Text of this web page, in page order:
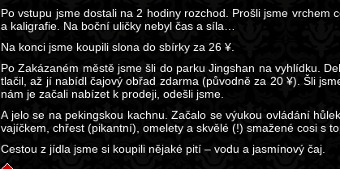
Po vstupu jsme dostali na 2 hodiny rozchod. Prošli jsme vrchem
a kaligrafie. Na boční uličky nebyl čas a síla…
Na konci jsme koupili slona do sbírky za 26 ¥.
Po Zakázaném městě jsme šli do parku Jingshan na vyhlídku.
tlačil, až jí nabídl čajový obřad zdarma (původně za 20 ¥). Šli
nám je začali nabízet k prodeji, odešli jsme.
A jelo se na pekingskou kachnu. Začalo se výukou ovládání
vajíčkem, chřest (pikantní), omelety a skvělé (!) smažené cosi s
Cestou z jídla jsme si koupili nějaké pití – vodu a jasmínový čaj.